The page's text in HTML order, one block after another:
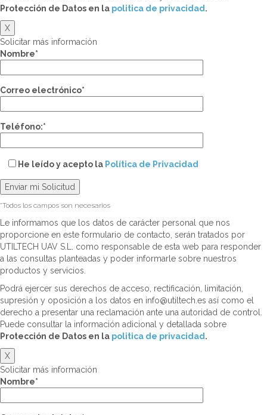
Protección de Datos en la politica de privacidad .
X
Solicitar más información
Nombre*
Correo electrónico*
Teléfono:*
He leído y acepto la Política de Privacidad
*Todos los campos son necesarios
Le informamos que los datos de carácter personal que nos
proporcione en este formulario de contacto, serán tratados por
UTILTECH UAV S.L. como responsable de esta web para responder
a las consultas planteadas y poder informarle sobre nuestros
productos y servicios.
Podrá ejercer sus derechos de acceso, rectificación, limitación,
supresión y oposición a los datos en info@utiltech.es así como el
derecho a presentar una reclamación ante una autoridad de control.
Puede consultar la información adicional y detallada sobre
Protección de Datos en la politica de privacidad .
X
Solicitar más información
Nombre*